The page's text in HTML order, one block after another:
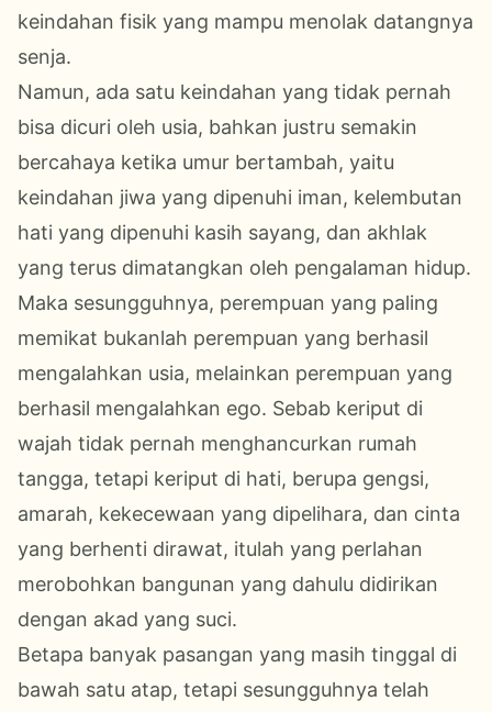
keindahan fisik yang mampu menolak datangnya
senja.
Namun, ada satu keindahan yang tidak pernah
bisa dicuri oleh usia, bahkan justru semakin
bercahaya ketika umur bertambah, yaitu
keindahan jiwa yang dipenuhi iman, kelembutan
hati yang dipenuhi kasih sayang, dan akhlak
yang terus dimatangkan oleh pengalaman hidup.
Maka sesungguhnya, perempuan yang paling
memikat bukanlah perempuan yang berhasil
mengalahkan usia, melainkan perempuan yang
berhasil mengalahkan ego. Sebab keriput di
wajah tidak pernah menghancurkan rumah
tangga, tetapi keriput di hati, berupa gengsi,
amarah, kekecewaan yang dipelihara, dan cinta
yang berhenti dirawat, itulah yang perlahan
merobohkan bangunan yang dahulu didirikan
dengan akad yang suci.
Betapa banyak pasangan yang masih tinggal di
bawah satu atap, tetapi sesungguhnya telah